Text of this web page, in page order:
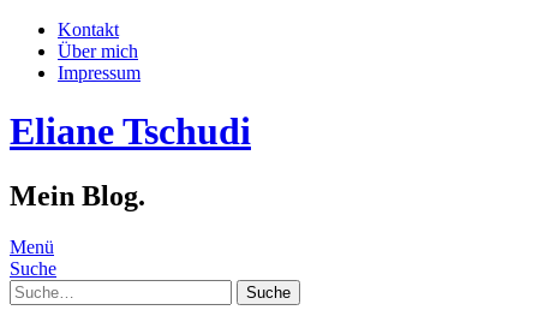
Kontakt
Über mich
Impressum
Eliane Tschudi
Mein Blog.
Menü
Suche
Suche